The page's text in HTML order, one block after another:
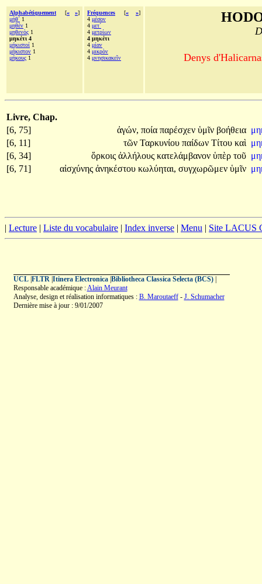
Alphabétiquement [« »]
μήθ´ 1
μηθὲν 1
μηθενὸς 1
μηκέτι 4
μήκιστοί 1
μήκιστον 1
μήκους 1
Fréquences [« »]
4 μέσον
4 μετ´
4 μετρίων
4 μηκέτι
4 μίαν
4 μικρὸν
4 μνησικακεῖν Denys
Livre, Chap.
[6, 75]
ἀγών, ποία παρέσχεν ὑμῖν βοήθεια
[6, 11]
τῶν Ταρκυνίου παίδων Τίτου καὶ
[6, 34]
ὅρκοις ἀλλήλους κατελάμβανον ὑπὲρ τοῦ
[6, 71]
αἰσχύνης ἀνηκέστου κωλύηται, συγχωρῶμεν ὑμῖν
| Lecture | Liste du vocabulaire | Index inverse | Menu | Site LACUS
UCL| FLTR| Itinera Electronica| Bibliotheca Classica Selecta (BCS)|
Responsable académique :Alain Meurant
Analyse, design et réalisation informatiques : B. Maroutaeff- J. Schumacher
Dernière mise à jour : 9/01/2007